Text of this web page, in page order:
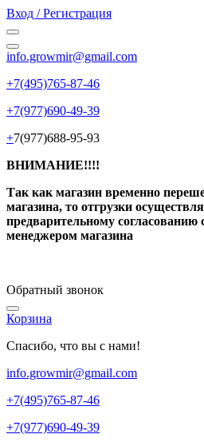
Вход / Регистрация
info.growmir@gmail.com
+7(495)765-87-46
+7(977)690-49-39
+7(977)688-95-93
ВНИМАНИЕ!!!!
Так как магазин временно
магазина, то отгрузки
предварительному согласованию
менеджером магазина
Обратный звонок
Корзина
Спасибо, что вы с нами!
info.growmir@gmail.com
+7(495)765-87-46
+7(977)690-49-39